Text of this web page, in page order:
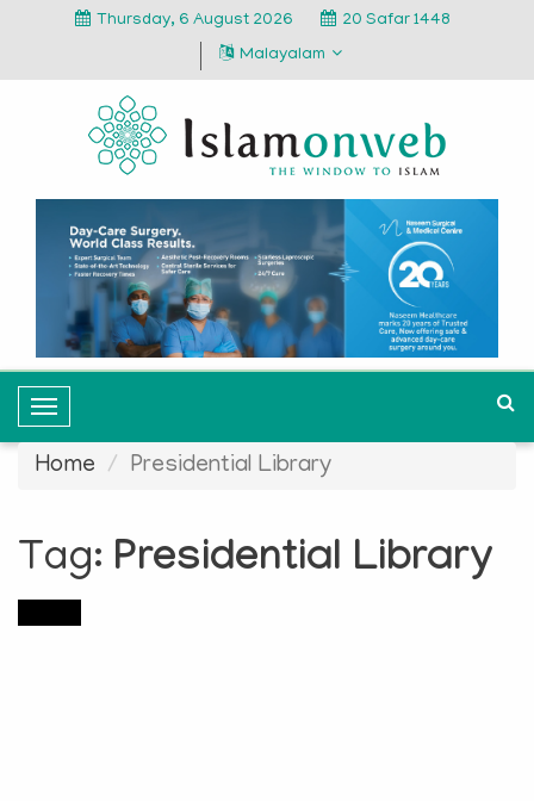
Thursday, 6 August 2026
20 Safar 1448
Malayalam
T
o
g
e
Home Presidential Library
Tag: Presidential Library